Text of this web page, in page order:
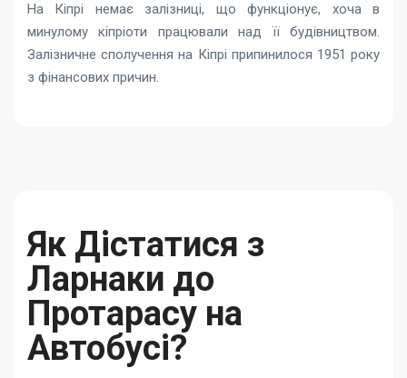
На Кіпрі немає залізниці, що функціонує, хоча в
минулому кіпріоти працювали над її будівництвом.
Залізничне сполучення на Кіпрі припинилося 1951 року
з фінансових причин.
Як Дістатися з
Ларнаки до
Протарасу на
Автобусі?